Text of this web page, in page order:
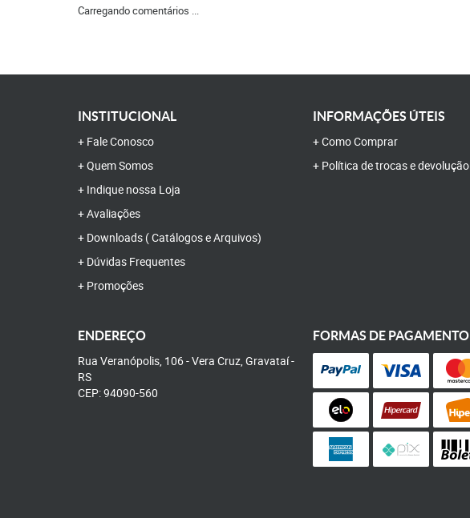
Carregando comentários ...
INSTITUCIONAL
Fale Conosco
Quem Somos
Indique nossa Loja
Avaliações
Downloads ( Catálogos e Arquivos)
Dúvidas Frequentes
Promoções
INFORMAÇÕES ÚTEIS
Como Comprar
Política de trocas e devolução
ENDEREÇO
Rua Veranópolis, 106-Vera Cruz, Gravataí-
RS
CEP: 94090-560
FORMAS DE PAGAMENTO